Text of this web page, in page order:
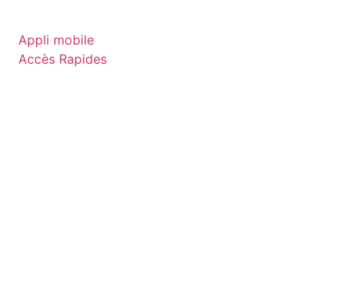
Appli mobile
Accès Rapides